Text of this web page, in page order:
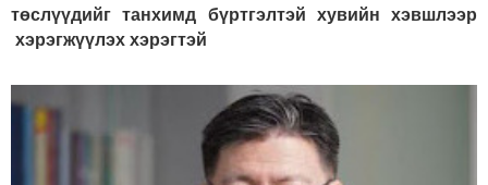
төслүүдийг танхимд бүртгэлтэй хувийн хэвшлээр
хэрэгжүүлэх хэрэгтэй